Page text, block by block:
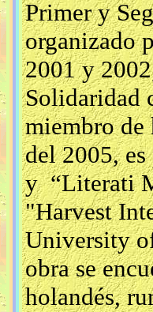
Primer y
organizado
2001 y
Solidaridad
miembro de
del 2005,
y “Literati
"Harvest
University
obra se
holandés,